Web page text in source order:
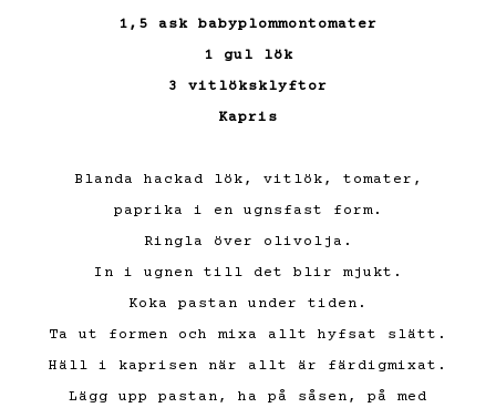
1,5 ask babyplommontomater
1 gul lök
3 vitlöksklyftor
Kapris
Blanda hackad lök, vitlök, tomater,
paprika i en ugnsfast form.
Ringla över olivolja.
In i ugnen till det blir mjukt.
Koka pastan under tiden.
Ta ut formen och mixa allt hyfsat slätt.
Häll i kaprisen när allt är färdigmixat.
Lägg upp pastan, ha på såsen, på med